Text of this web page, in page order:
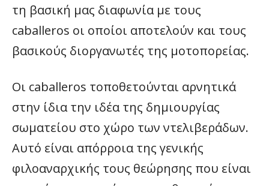
τη βασική μας διαφωνία με τους
caballeros οι οποίοι αποτελούν και τους
βασικούς διοργανωτές της μοτοπορείας.
Οι caballeros τοποθετούνται αρνητικά
στην ίδια την ιδέα της δημιουργίας
σωματείου στο χώρο των ντελιβεράδων.
Αυτό είναι απόρροια της γενικής
φιλοαναρχικής τους θεώρησης που είναι